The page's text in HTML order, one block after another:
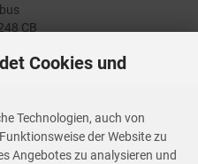
CB
Cookies und
Technologien, auch von
der Website zu
Angebotes zu analysieren und